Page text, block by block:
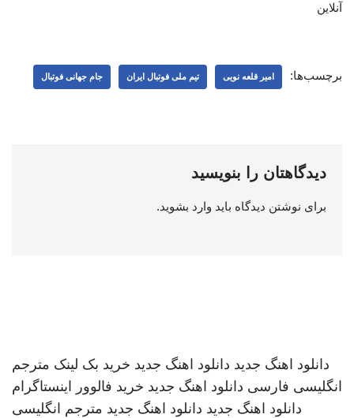
آنلاین
برچسب‌ها: امیر قلعه نویی تیم ملی فوتبال ایران جام جهانی فوتبال
دیدگاهتان را بنویسید
برای نوشتن دیدگاه باید وارد بشوید.
دانلود اهنگ جدید دانلود اهنگ جدید خرید بک لینک مترجم
انگلیسی فارسی دانلود اهنگ جدید خرید فالوور اینستاگرام
دانلود اهنگ جدید دانلود اهنگ جدید مترجم انگلیسی